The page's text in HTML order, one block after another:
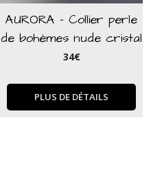
AURORA - Collier perle
de bohèmes nude cristal
34€
PLUS DE DÉTAILS